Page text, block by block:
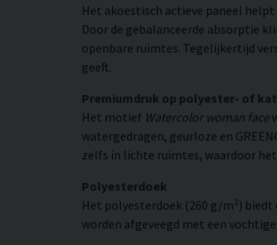
Het akoestisch actieve paneel
Door de gebalanceerde absorptie
openbare ruimtes. Tegelijkertijd
geeft.
Premiumdruk op polyester- of
Het motief Watercolor woman face
watergedragen, geurloze en
zelfs in lichte ruimtes, waardoor
Polyesterdoek
Het polyesterdoek (260 g/m²)
worden afgeveegd met een